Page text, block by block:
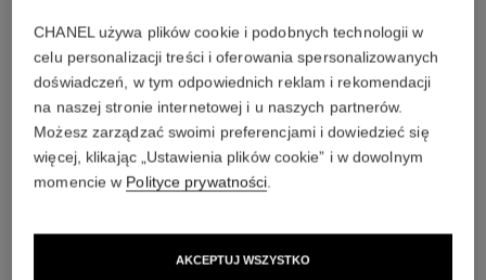
materiał
CHANEL używa plików cookie i podobnych technologii w
celu personalizacji treści i oferowania spersonalizowanych
doświadczeń, w tym odpowiednich reklam i rekomendacji
na naszej stronie internetowej i u naszych partnerów.
Możesz zarządzać swoimi preferencjami i dowiedzieć się
więcej, klikając „Ustawienia plików cookie” i w dowolnym
momencie w Polityce prywatności
AKCEPTUJ WSZYSTKO